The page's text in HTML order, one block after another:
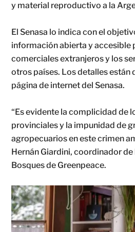
y material reproductivo a la
El Senasa lo indica con el
información abierta y accesible
comerciales extranjeros y los
otros países. Los detalles están
página de internet del Senasa.
“Es evidente la complicidad de
provinciales y la impunidad de
agropecuarios en este crimen
Hernán Giardini, coordinador
Bosques de Greenpeace.